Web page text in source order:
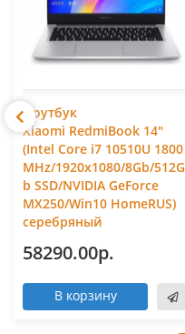
Ноутбук
Xiaomi RedmiBook 14"
(Intel Core i7 10510U 1800
MHz/1920x1080/8Gb/512G
b SSD/NVIDIA GeForce
MX250/Win10 HomeRUS)
серебряный
58290.00р.
В корзину